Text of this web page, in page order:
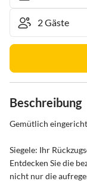
Beschreibung
Gemütlich
Siegele: Ihr
Entdecken Sie die
nicht nur die